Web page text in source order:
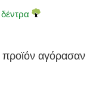
δέντρα
αγόρασαν